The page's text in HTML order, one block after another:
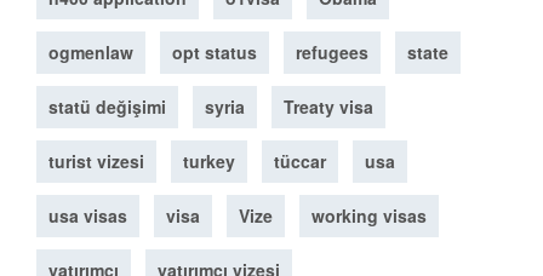
ogmenlaw opt status refugees state
statü değişimi syria Treaty visa
turist vizesi turkey tüccar usa
usa visas visa Vize working visas
yatırımcı yatırımcı vizesi